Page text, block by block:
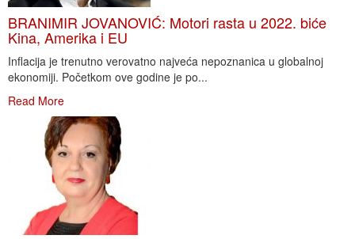
BRANIMIR JOVANOVIĆ: Motori rasta u 2022. biće
Kina, Amerika i EU
Inflacija je trenutno verovatno najveća nepoznanica u globalnoj
ekonomiji. Početkom ove godine je po...
Read More